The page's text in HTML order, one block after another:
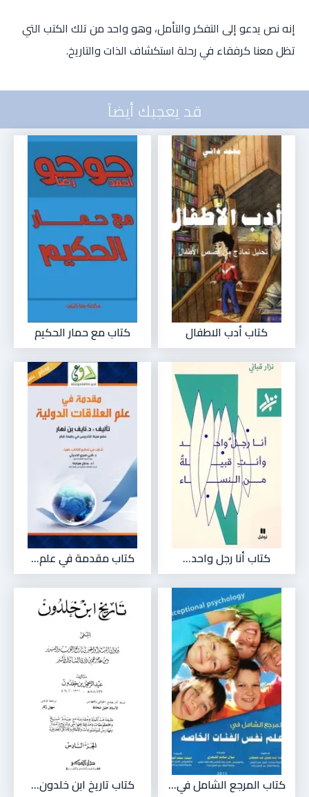
إنه نص يدعو إلى التفكر والتأمل، وهو واحد من تلك الكتب التي
تظل معنا كرفقاء في رحلة استكشاف الذات والتاريخ.
قد يعجبك أيضاً
كتاب أدب الاطفال كتاب مع حمار الحكيم
كتاب أنا رجل واحد... كتاب مقدمة في علم...
كتاب المرجع الشامل في... كتاب تاريخ ابن خلدون...